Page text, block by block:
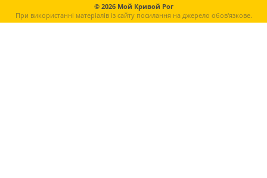
© 2026 Мой Кривой Рог
При використанні матеріалів із сайту посилання на джерело обов'язкове.